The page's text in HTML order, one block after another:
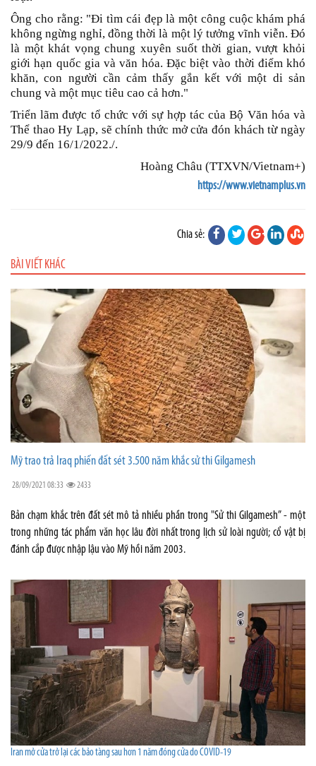
Ông cho rằng: "Đi tìm cái đẹp là một công cuộc khám phá
không ngừng nghỉ, đồng thời là một lý tưởng vĩnh viễn. Đó
là một khát vọng chung xuyên suốt thời gian, vượt khỏi
giới hạn quốc gia và văn hóa. Đặc biệt vào thời điểm khó
khăn, con người cần cảm thấy gắn kết với một di sản
chung và một mục tiêu cao cả hơn."
Triển lãm được tổ chức với sự hợp tác của Bộ Văn hóa và
Thể thao Hy Lạp, sẽ chính thức mở cửa đón khách từ ngày
29/9 đến 16/1/2022./.
Hoàng Châu (TTXVN/Vietnam+)
https://www.vietnamplus.vn
Chia sẻ:
BÀI VIẾT KHÁC
Mỹ trao trả Iraq phiến đất sét 3.500 năm khắc sử thi Gilgamesh
28/09/2021 08:33 2433
Bản chạm khắc trên đất sét mô tả nhiều phần trong "Sử thi Gilgamesh” - một
trong những tác phẩm văn học lâu đời nhất trong lịch sử loài người; cổ vật bị
đánh cắp được nhập lậu vào Mỹ hồi năm 2003.
Iran mở cửa trở lại các bảo tàng sau hơn 1 năm đóng cửa do COVID-19